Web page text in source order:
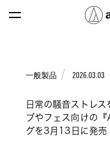
一般製品 2026.03.03
日常の騒音ストレ
ブやフェス向けの
グを3月13日に発売